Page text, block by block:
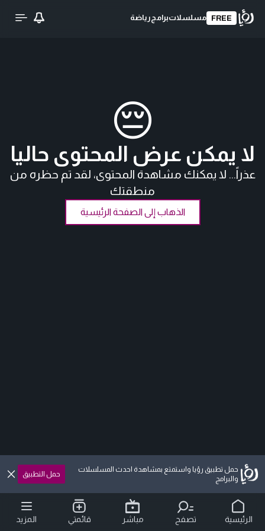
FREE مسلسلاتبرامج رياضة
😔
لا يمكن عرض المحتوى حاليا
عذراً... لا يمكنك مشاهدة المحتوى، لقد تم حظره من
منطقتك
الذهاب إلى الصفحة الرئيسية
حمل تطبيق رؤيا واستمتع بمشاهدة احدث المسلسلات
والبرامج
حمل التطبيق
الرئيسية تصفح مباشر قائمتي المزيد